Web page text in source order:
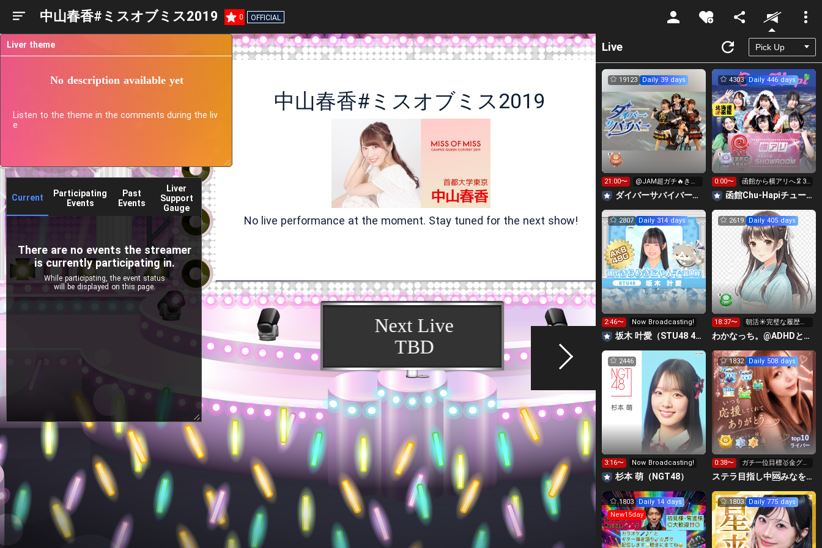
中山春香#ミスオブミス2019 0 OFFICIAL
Unmute
中山春香#ミスオブミス2019
No live performance at the moment. Stay tuned for the next show!
Current
Participating
Events
Past
Events
Liver
Support
Gauge
There are no events the streamer
is currently participating in.
While participating, the event status
will be displayed on this page.
Liver theme
No description available yet
Listen to the theme in the comments during the liv
e
Live
19123 Daily 39 days
21:00〜
@JAM超ガチ🔥きら
星広告星など求！
‪ダイバーサバイバー【公式】
4303 Daily 446 days
0:00〜
函館から横アリへ🦑30
0万目標！キラ星
【求】
函館Chu-Hapiチューハピ🌈
2807 Daily 314 days
2:46〜 Now Broadcasting!
坂木 叶愛（STU48 4期研究生）
2619 Daily 405 days
18:37〜
朝活☀️完璧な履歴書
作りたい@隠れ就活
生
わかなっち。@ADHDと手帳タイム
2446
3:16〜 Now Broadcasting!
杉本 萌（NGT48）
top10
ライバー
1832 Daily 508 days
0:38〜
ガチ一位目標🥇金グリ
🌟新ギフト🎁集め中🌻ステラ目指し中🆘みなをアワードへ連れてって😭🙏
1803
Daily 14 days
New15day
1803 Daily 775 days